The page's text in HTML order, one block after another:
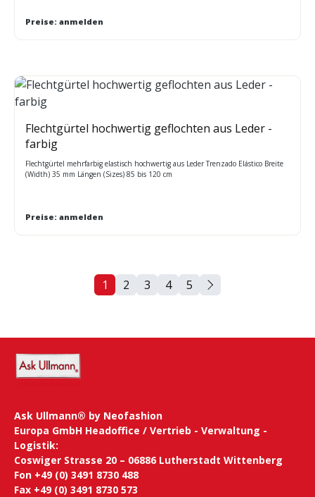
Preise: anmelden
Flechtgürtel hochwertig geflochten aus Leder -
farbig
Flechtgürtel mehrfarbig elastisch hochwertig aus Leder Trenzado Elástico Breite
(Width) 35 mm Längen (Sizes) 85 bis 120 cm
Preise: anmelden
Seite
1 Seite
2 Seite
3 Seite
4 Seite
5
Ask Ullmann® by Neofashion
Europa GmbH Headoffice / Vertrieb - Verwaltung -
Logistik:
Coswiger Strasse 20 – 06886 Lutherstadt Wittenberg
Fon +49 (0) 3491 8730 488
Fax +49 (0) 3491 8730 573